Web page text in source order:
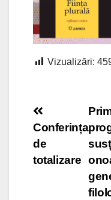
Vizualizări:
în
articole
Conferința
de
totalizare